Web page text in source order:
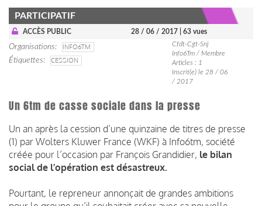
PARTICIPATIF
ACCÈS PUBLIC 28 / 06 / 2017 | 63 vues
Organisations
INFO6TM
Étiquettes
CESSION
Cfdt-Cgt-Snj
Info6Tm / Membre
Articles : 1
Inscrit(e) le 28 / 06
/ 2017
Un 6tm de casse sociale dans la presse
Un an après la cession d’une quinzaine de titres de presse
(1) par Wolters Kluwer France (WKF) à Info6tm, société
créée pour l’occasion par François Grandidier, le bilan
social de l’opération est désastreux.
Pourtant, le repreneur annonçait de grandes ambitions